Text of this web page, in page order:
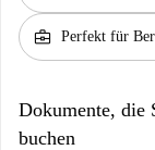
business_center Perfekt für
Dokumente, die
buchen